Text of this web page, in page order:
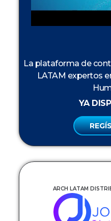
La plataforma de
LATAM expertos
YA
ARCH LATAM